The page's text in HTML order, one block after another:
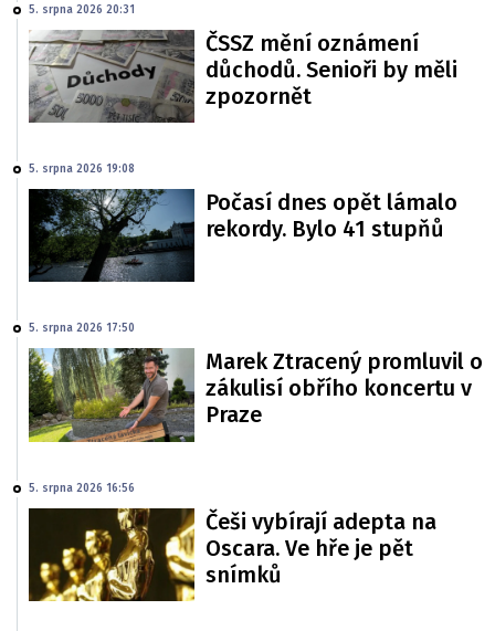
5. srpna 2026 20:31
ČSSZ mění oznámení
důchodů. Senioři by měli
zpozornět
5. srpna 2026 19:08
Počasí dnes opět lámalo
rekordy. Bylo 41 stupňů
5. srpna 2026 17:50
Marek Ztracený promluvil o
zákulisí obřího koncertu v
Praze
5. srpna 2026 16:56
Češi vybírají adepta na
Oscara. Ve hře je pět
snímků